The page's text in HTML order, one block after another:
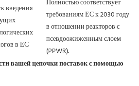
введения
в ЕС
Полностью соответствует
требованиям ЕС к 2030 году
в отношении реакторов с
псевдоожиженным слоем
(PPWR).
вашей цепочки поставок с помощью